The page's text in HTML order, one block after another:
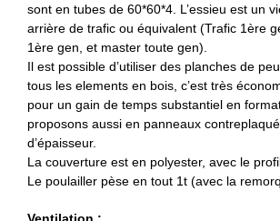
sont en tubes de 60*60*4. L’essieu est un
arrière de trafic ou équivalent (Trafic 1ère
1ère gen, et master toute gen).
Il est possible d’utiliser des planches de
tous les elements en bois, c’est très
pour un gain de temps substantiel en
proposons aussi en panneaux
d’épaisseur.
La couverture est en polyester, avec le
Le poulailler pèse en tout 1t (avec la
Ventilation :